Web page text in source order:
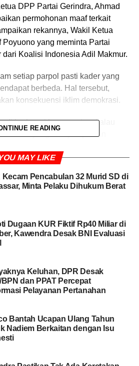
DPP Partai Gerindra, Ahmad
permohonan maaf terkait
rekannya, Wakil Ketua
Poyuono yang meminta Partai
dari Koalisi Indonesia Adil Makmur.
setiap parpol pasti kader yang
berbeda. Hal tersebut,
konsekuensi iklim demokrasi.
di berbagai kesempatan, kalau
kami yang menyampaikan
atau partai lain, tentu kami
kata Riza di DPR, Jakarta,
dan dimengerti jika
dan mengintervensi
Pandemi Corona, Gerindra:
Tak Efektif
yang terdiri dari lima
PKS, Demokrat dan Berkarya
READING
MAY LIKE
Kecam Pencabulan 32 Murid SD di
Minta Pelaku Dihukum Berat
Dugaan KUR Fiktif Rp40 Miliar di
Kawendra Desak BNI Evaluasi
Keluhan, DPR Desak
BPN dan PPAT Percepat
Pelayanan Pertanahan
Bantah Ucapan Ulang Tahun
Nadiem Berkaitan dengan Isu